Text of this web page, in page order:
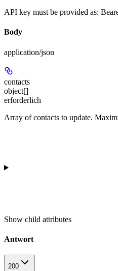
API key must be provided as:
Body
application/json
contacts
object[]
erforderlich
Array of contacts to update.
Show child attributes
Antwort
200